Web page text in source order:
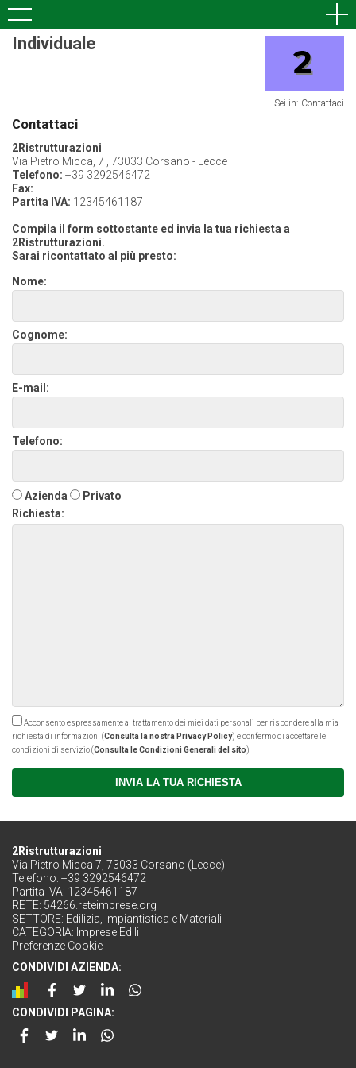
Individuale
Sei in: Contattaci
Contattaci
2Ristrutturazioni
Via Pietro Micca, 7 , 73033 Corsano - Lecce
Telefono: +39 3292546472
Fax:
Partita IVA: 12345461187
Compila il form sottostante ed invia la tua richiesta a
2Ristrutturazioni.
Sarai ricontattato al più presto:
Nome:
Cognome:
E-mail:
Telefono:
Azienda
Privato
Richiesta:
Acconsento espressamente al trattamento dei miei dati personali per rispondere alla mia
richiesta di informazioni (Consulta la nostra Privacy Policy) e confermo di accettare le
condizioni di servizio (Consulta le Condizioni Generali del sito)
INVIA LA TUA RICHIESTA
2Ristrutturazioni
Via Pietro Micca 7, 73033 Corsano (Lecce)
Telefono: +39 3292546472
Partita IVA: 12345461187
RETE: 54266.reteimprese.org
SETTORE: Edilizia, Impiantistica e Materiali
CATEGORIA: Imprese Edili
Preferenze Cookie
CONDIVIDI AZIENDA:
CONDIVIDI PAGINA: